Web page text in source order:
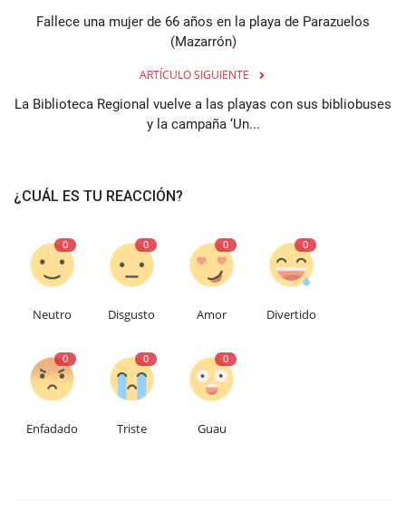
Fallece una mujer de 66 años en la playa de Parazuelos
(Mazarrón)
ARTÍCULO SIGUIENTE
La Biblioteca Regional vuelve a las playas con sus bibliobuses
y la campaña ‘Un...
¿CUÁL ES TU REACCIÓN?
0
Neutro
0
Disgusto
0
Amor
0
Divertido
0
Enfadado
0
Triste
0
Guau